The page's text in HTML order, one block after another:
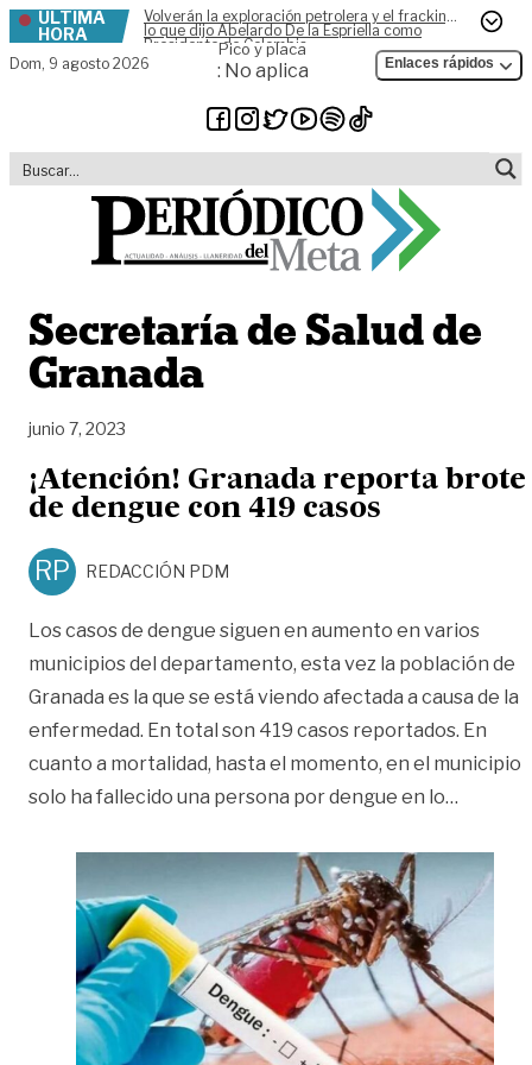
Skip to content
ÚLTIMA
HORA
Volverán la exploración petrolera y el fracking,
lo que dijo Abelardo De la Espriella como
Presidente de Colombia
Dom, 9 agosto 2026
Pico y placa
: No aplica Enlaces rápidos
Secretaría de Salud de
Granada
junio 7, 2023
¡Atención! Granada reporta brote
de dengue con 419 casos
RP REDACCIÓN PDM
Los casos de dengue siguen en aumento en varios
municipios del departamento, esta vez la población de
Granada es la que se está viendo afectada a causa de la
enfermedad. En total son 419 casos reportados. En
cuanto a mortalidad, hasta el momento, en el municipio
solo ha fallecido una persona por dengue en lo…